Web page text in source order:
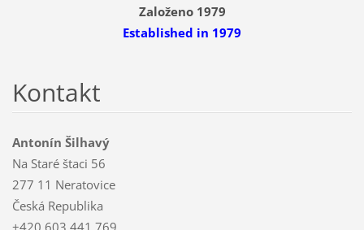
Založeno 1979
Established in 1979
Kontakt
Antonín Šilhavý
Na Staré štaci 56
277 11 Neratovice
Česká Republika
+420 603 441 769